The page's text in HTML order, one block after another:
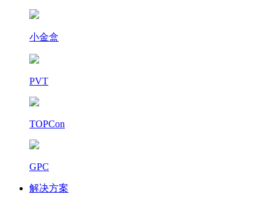
小金盒
PVT
TOPCon
GPC
解决方案